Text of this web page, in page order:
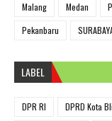
Malang
Medan
Pekanbaru
LABEL
DPR RI DPRD Kota